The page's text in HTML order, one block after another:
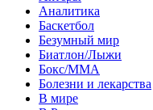
Аналитика
Баскетбол
Безумный мир
Биатлон/Лыжи
Бокс/MMA
Болезни и лекарства
В мире